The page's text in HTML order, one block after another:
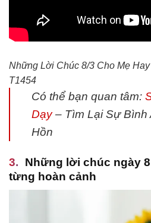
Những Lời Chúc 8/3 Cho Mẹ
T1454
Có thể bạn quan tâm:
Dạy– Tìm Lại Sự Bình
Hồn
Những lời chúc ngày
từng hoàn cảnh